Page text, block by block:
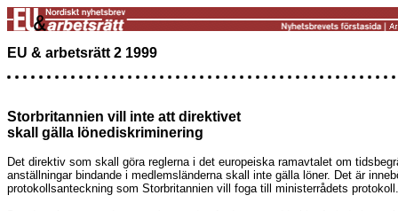
EU & arbetsrätt 2 1999
Storbritannien vill inte att direktivet
skall gälla lönediskriminering
Det direktiv som skall göra reglerna i det europeiska ramavtalet om
anställningar bindande i medlemsländerna skall inte gälla löner. Det är
protokollsanteckning som Storbritannien vill foga till ministerrådets protokoll.